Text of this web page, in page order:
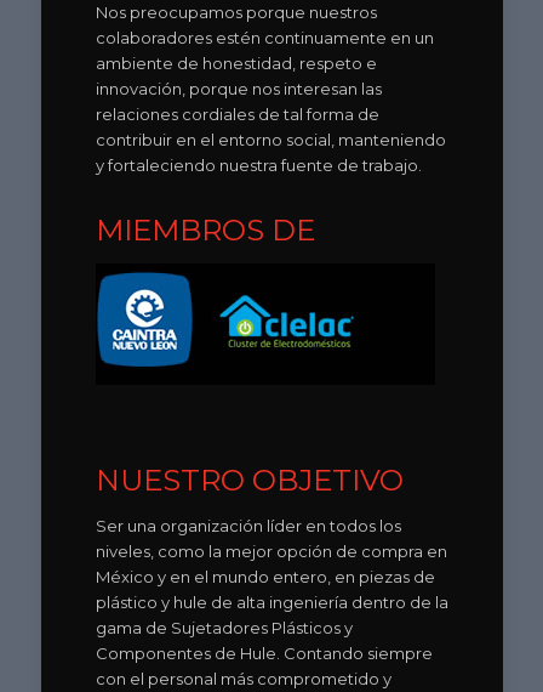
Nos preocupamos porque nuestros
colaboradores estén continuamente en un
ambiente de honestidad, respeto e
innovación, porque nos interesan las
relaciones cordiales de tal forma de
contribuir en el entorno social, manteniendo
y fortaleciendo nuestra fuente de trabajo.
MIEMBROS DE
NUESTRO OBJETIVO
Ser una organización líder en todos los
niveles, como la mejor opción de compra en
México y en el mundo entero, en piezas de
plástico y hule de alta ingeniería dentro de la
gama de Sujetadores Plásticos y
Componentes de Hule. Contando siempre
con el personal más comprometido y